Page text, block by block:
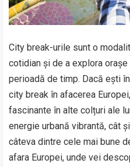
City break-urile sunt o
cotidian și de a explora
perioadă de timp. Dacă ești
city break în afacerea
fascinante în alte colțuri ale
energie urbană vibrantă, cât
câteva dintre cele mai bune
afara Europei, unde vei